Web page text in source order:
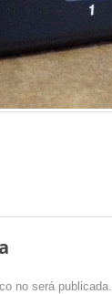
no será publicada.